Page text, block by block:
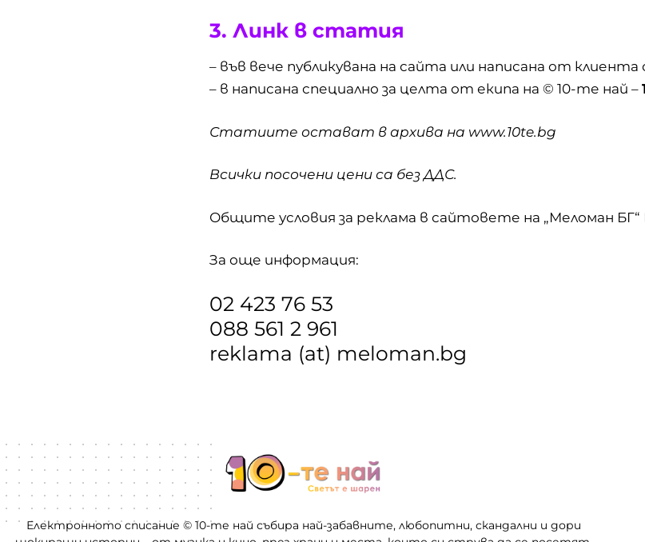
3. Линк в статия
– във вече публикувана на сайта или написана от
– в написана специално за целта от екипа на © 10-те най –
Статиите остават в архива на www.10te.bg
Всички посочени цени са без ДДС.
Общите условия за реклама в сайтовете на „Меломан
За още информация:
02 423 76 53
088 561 2 961
reklama (at) meloman.bg
Електронното списание © 10-те най събира най-забавните, любопитни, скандални и дори